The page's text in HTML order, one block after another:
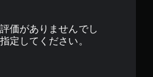
価がありませんでし
定してください。